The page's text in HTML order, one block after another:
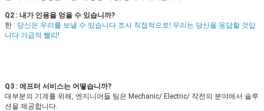
Q2 : 내가 인용을 얻을 수 있습니까?
한 : 당신은 우리를 보낼 수 있습니다 조사 직접적으로! 우리는 당신을 응답할 것입
니다 가급적 빨리!
Q3 : 에프터 서비스는 어떻습니까?
대부분의 기계를 위해, 엔지니어들 팀은 Mechanic/ Electric/ 작전의 분야에서 솔루
션을 제공합니다.